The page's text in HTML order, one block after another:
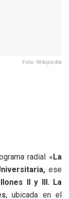
Foto: Wikipedia
radial « La
ese
II y III. La
, ubicada en el